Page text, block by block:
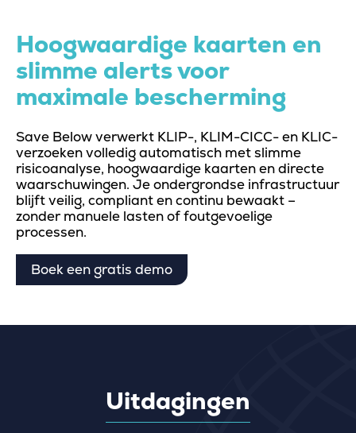
Hoogwaardige kaarten en
slimme alerts voor
maximale bescherming
Save Below verwerkt KLIP-, KLIM-CICC- en KLIC-
verzoeken volledig automatisch met slimme
risicoanalyse, hoogwaardige kaarten en directe
waarschuwingen. Je ondergrondse infrastructuur
blijft veilig, compliant en continu bewaakt –
zonder manuele lasten of foutgevoelige
processen.
Boek een gratis demo
Uitdagingen